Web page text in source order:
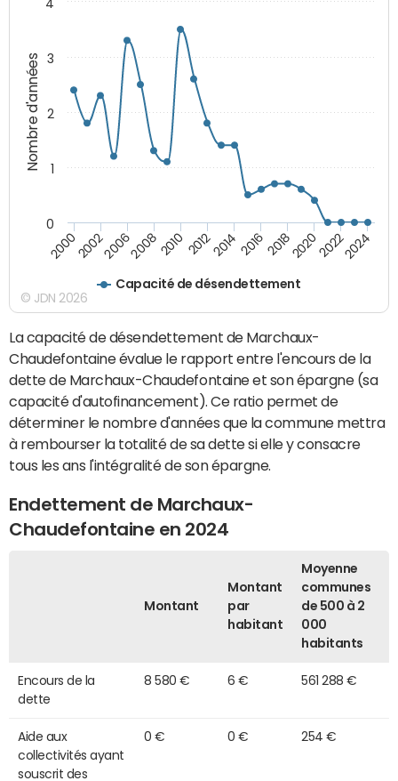
Nombre d'années
Capacité de désendettement
20002002200620082010 2012201420162018202020222024
0
1
2
3
4
© JDN 2026
La capacité de désendettement de Marchaux-
Chaudefontaine évalue le rapport entre l'encours de la
dette de Marchaux-Chaudefontaine et son épargne (sa
capacité d'autofinancement). Ce ratio permet de
déterminer le nombre d'années que la commune mettra
à rembourser la totalité de sa dette si elle y consacre
tous les ans l'intégralité de son épargne.
Endettement de Marchaux-
Chaudefontaine en 2024
Montant
Montant
par
habitant
Moyenne
communes
de 500 à 2
000
habitants
Encours de la
dette
8 580 € 6 € 561 288 €
Aide aux
collectivités ayant
souscrit des
0 € 0 € 254 €